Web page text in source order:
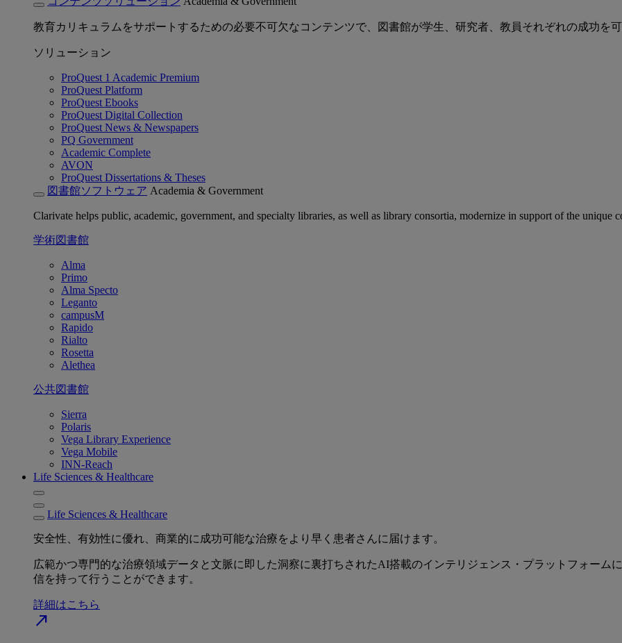
教育カリキュラムをサポートするための必要不可欠なコンテンツで、図書館が学生、研究者、教員それぞれの成功を
ソリューション
ProQuest 1 Academic Premium
ProQuest Platform
ProQuest Ebooks
ProQuest Digital Collection
ProQuest News & Newspapers
PQ Government
Academic Complete
AVON
ProQuest Dissertations & Theses
図書館ソフトウェア Academia & Government
Clarivate helps public, academic, government, and specialty libraries, as well as library consortia, modernize in support of the unique
学術図書館
Alma
Primo
Alma Specto
Leganto
campusM
Rapido
Rialto
Rosetta
Alethea
公共図書館
Sierra
Polaris
Vega Library Experience
Vega Mobile
INN-Reach
Life Sciences & Healthcare
Life Sciences & Healthcare
安全性、有効性に優れ、商業的に成功可能な治療をより早く患者さんに届けます。
広範かつ専門的な治療領域データと文脈に即した洞察に裏打ちされたAI搭載のインテリジェンス・プラットフォーム
信を持って行うことができます。
詳細はこちら
north_east